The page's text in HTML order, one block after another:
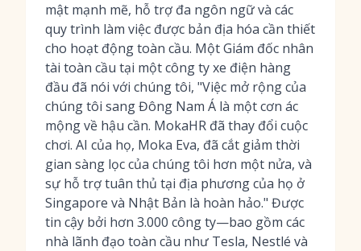
mật mạnh mẽ, hỗ trợ đa ngôn ngữ và các
quy trình làm việc được bản địa hóa cần thiết
cho hoạt động toàn cầu. Một Giám đốc nhân
tài toàn cầu tại một công ty xe điện hàng
đầu đã nói với chúng tôi, "Việc mở rộng của
chúng tôi sang Đông Nam Á là một cơn ác
mộng về hậu cần. MokaHR đã thay đổi cuộc
chơi. AI của họ, Moka Eva, đã cắt giảm thời
gian sàng lọc của chúng tôi hơn một nửa, và
sự hỗ trợ tuân thủ tại địa phương của họ ở
Singapore và Nhật Bản là hoàn hảo." Được
tin cậy bởi hơn 3.000 công ty—bao gồm các
nhà lãnh đạo toàn cầu như Tesla, Nestlé và